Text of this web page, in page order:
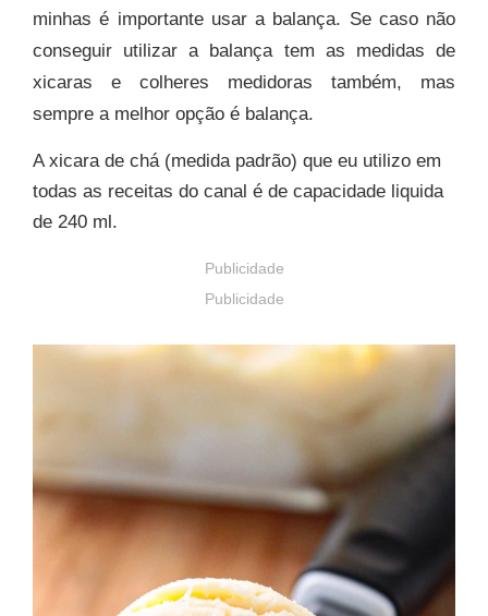
minhas é importante usar a balança. Se caso não
conseguir utilizar a balança tem as medidas de
xicaras e colheres medidoras também, mas
sempre a melhor opção é balança.
A xicara de chá (medida padrão) que eu utilizo em
todas as receitas do canal é de capacidade liquida
de 240 ml.
Publicidade
Publicidade